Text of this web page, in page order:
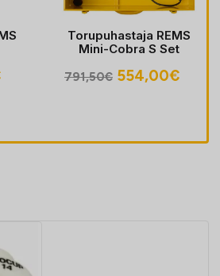
Praegune
Torupuhastaja REMS
Mini-Cobra S Set
791,50€ Algne
554,00€